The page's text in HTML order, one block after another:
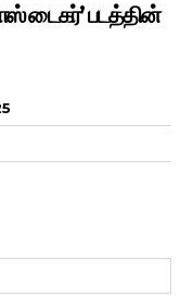
டைகர்’ படத்தின்